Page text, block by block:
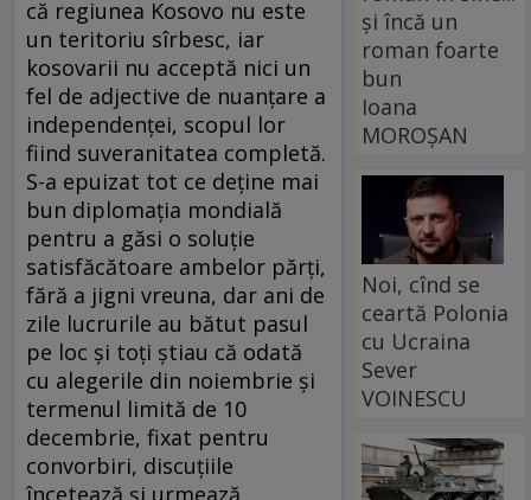
că regiunea Kosovo nu este
un teritoriu sîrbesc, iar
kosovarii nu acceptă nici un
fel de adjective de nuanţare a
independenţei, scopul lor
fiind suveranitatea completă.
S-a epuizat tot ce deţine mai
bun diplomaţia mondială
pentru a găsi o soluţie
satisfăcătoare ambelor părţi,
fără a jigni vreuna, dar ani de
zile lucrurile au bătut pasul
pe loc şi toţi ştiau că odată
cu alegerile din noiembrie şi
termenul limită de 10
decembrie, fixat pentru
convorbiri, discuţiile
încetează şi urmează
și încă un
roman foarte
bun
Ioana
MOROȘAN
Noi, cînd se
ceartă Polonia
cu Ucraina
Sever
VOINESCU